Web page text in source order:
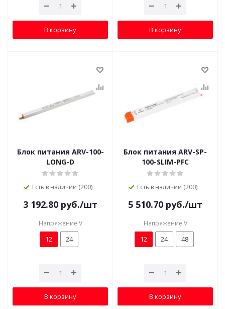
В корзину В корзину
Блок питания ARV-100-
LONG-D
Есть в наличии (200)
3 192.80 руб./шт
Напряжение V
12 24
В корзину
Блок питания ARV-SP-
100-SLIM-PFC
Есть в наличии (200)
5 510.70 руб./шт
Напряжение V
12 24 48
В корзину